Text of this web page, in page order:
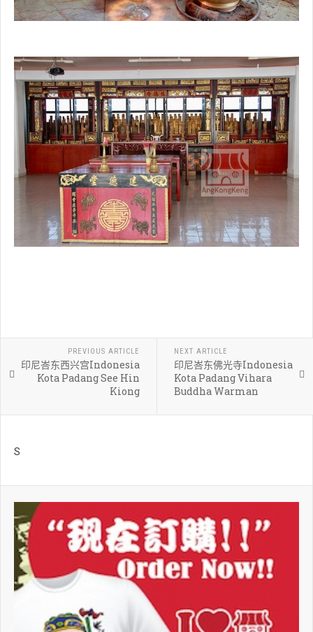
PREVIOUS ARTICLE
印尼峇东西兴宫Indonesia
Kota Padang See Hin
Kiong
NEXT ARTICLE
印尼峇东佛光寺Indonesia
Kota Padang Vihara
Buddha Warman
S